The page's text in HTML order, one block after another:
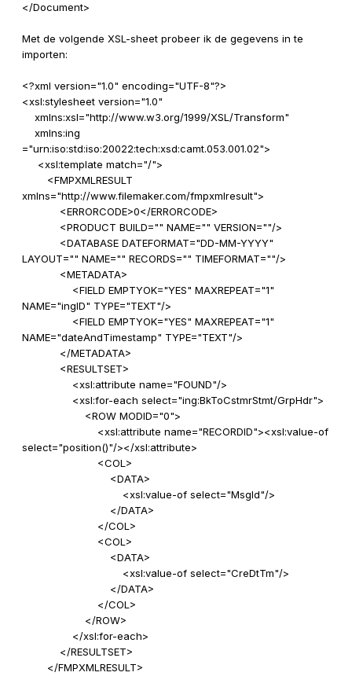
</Document>
Met de volgende XSL-sheet probeer ik de gegevens in te
importen:
<?xml version="1.0" encoding="UTF-8"?>
<xsl:stylesheet version="1.0"
xmlns:xsl="http://www.w3.org/1999/XSL/Transform"
xmlns:ing
="urn:iso:std:iso:20022:tech:xsd:camt.053.001.02">
<xsl:template match="/">
<FMPXMLRESULT
xmlns="http://www.filemaker.com/fmpxmlresult">
<ERRORCODE>0</ERRORCODE>
<PRODUCT BUILD="" NAME="" VERSION=""/>
<DATABASE DATEFORMAT="DD-MM-YYYY"
LAYOUT="" NAME="" RECORDS="" TIMEFORMAT=""/>
<METADATA>
<FIELD EMPTYOK="YES" MAXREPEAT="1"
NAME="ingID" TYPE="TEXT"/>
<FIELD EMPTYOK="YES" MAXREPEAT="1"
NAME="dateAndTimestamp" TYPE="TEXT"/>
</METADATA>
<RESULTSET>
<xsl:attribute name="FOUND"/>
<xsl:for-each select="ing:BkToCstmrStmt/GrpHdr">
<ROW MODID="0">
<xsl:attribute name="RECORDID"><xsl:value-of
select="position()"/></xsl:attribute>
<COL>
<DATA>
<xsl:value-of select="MsgId"/>
</DATA>
</COL>
<COL>
<DATA>
<xsl:value-of select="CreDtTm"/>
</DATA>
</COL>
</ROW>
</xsl:for-each>
</RESULTSET>
</FMPXMLRESULT>